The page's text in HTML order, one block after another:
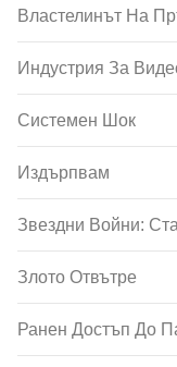
Властелинът На
Индустрия За
Системен Шок
Издърпвам
Звездни Войни:
Злото Отвътре
Ранен Достъп До